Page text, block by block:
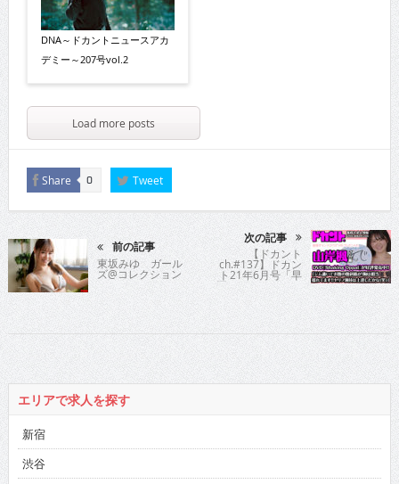
DNA～ドカントニュースアカ
デミー～207号vol.2
Load more posts
Share 0 Tweet
前の記事
東坂みゆ ガール
ズ@コレクション
次の記事
【ドカント
ch.#137】ドカン
ト21年6月号「早
耳！エンタメ・イ
ンタビュー563」
山岸楓さんの動画
第3弾！
エリアで求人を探す
新宿
渋谷